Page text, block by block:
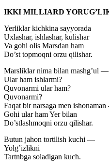
IKKI MILLIARD
Yerliklar kichkina sayyorada
Uxlashar, ishlashar, kulishar
Va gohi olis Marsdan ham
Do’st topmoqni orzu qilishar.
Marsliklar nima bilan mashg’ul
Ular ham ishlarmi?
Quvonarmi ular ham?
Quvonarmi?
Faqat bir narsaga men
Gohi ular ham Yer bilan
Do’stlashmoqni orzu qilishar.
Butun jahon tortilish kuchi —
Yolg’izlikni
Tartnbga soladigan kuch.